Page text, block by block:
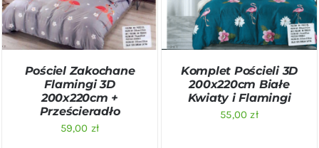
Pościel Zakochane
Flamingi 3D
200x220cm +
Prześcieradło
59,00 zł
Komplet Pościeli 3D
200x220cm Białe
Kwiaty i Flamingi
55,00zł